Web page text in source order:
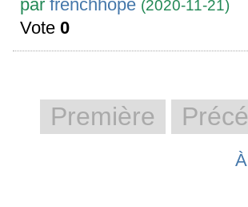
parfrenchhope (2020-11-21)
Vote0
Première